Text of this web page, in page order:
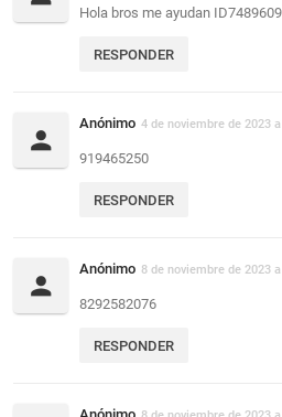
Hola bros me ayudan
RESPONDER
Anónimo 4 de noviembre de 2023
919465250
RESPONDER
Anónimo 8 de noviembre de 2023
8292582076
RESPONDER